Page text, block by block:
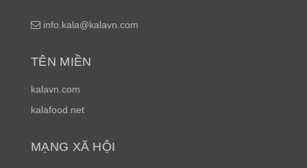
info.kala@kalavn.com
TÊN MIỀN
kalavn.com
kalafood.net
MẠNG XÃ HỘI